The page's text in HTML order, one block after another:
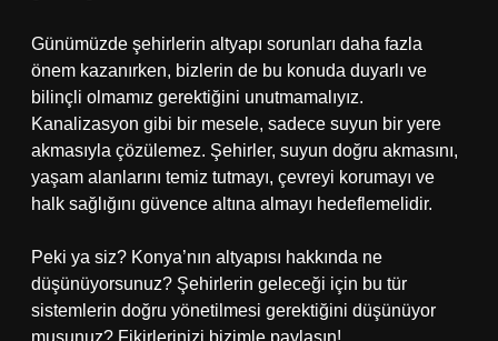
Günümüzde şehirlerin altyapı sorunları daha fazla
önem kazanırken, bizlerin de bu konuda duyarlı ve
bilinçli olmamız gerektiğini unutmamalıyız.
Kanalizasyon gibi bir mesele, sadece suyun bir yere
akmasıyla çözülemez. Şehirler, suyun doğru akmasını,
yaşam alanlarını temiz tutmayı, çevreyi korumayı ve
halk sağlığını güvence altına almayı hedeflemelidir.
Peki ya siz? Konya’nın altyapısı hakkında ne
düşünüyorsunuz? Şehirlerin geleceği için bu tür
sistemlerin doğru yönetilmesi gerektiğini düşünüyor
musunuz? Fikirlerinizi bizimle paylaşın!